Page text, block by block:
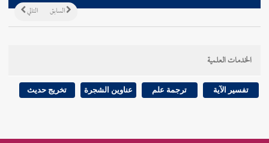
التالي السابق
الخدمات العلمية
تفسير الآية ترجمة علم عناوين الشجرة تخريج حديث